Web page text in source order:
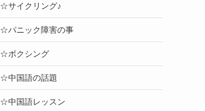
☆サイクリング♪
☆パニック障害の事
☆ボクシング
☆中国語の話題
☆中国語レッスン